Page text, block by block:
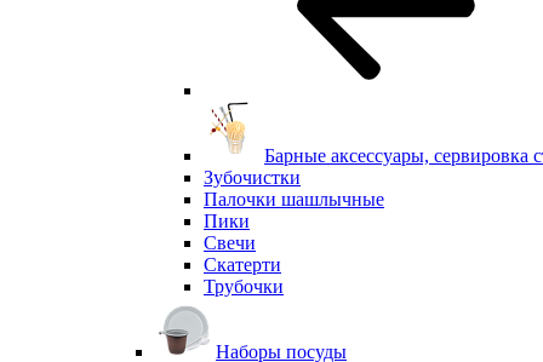
Барные аксессуары, сервировка
Зубочистки
Палочки шашлычные
Пики
Свечи
Скатерти
Трубочки
Наборы посуды